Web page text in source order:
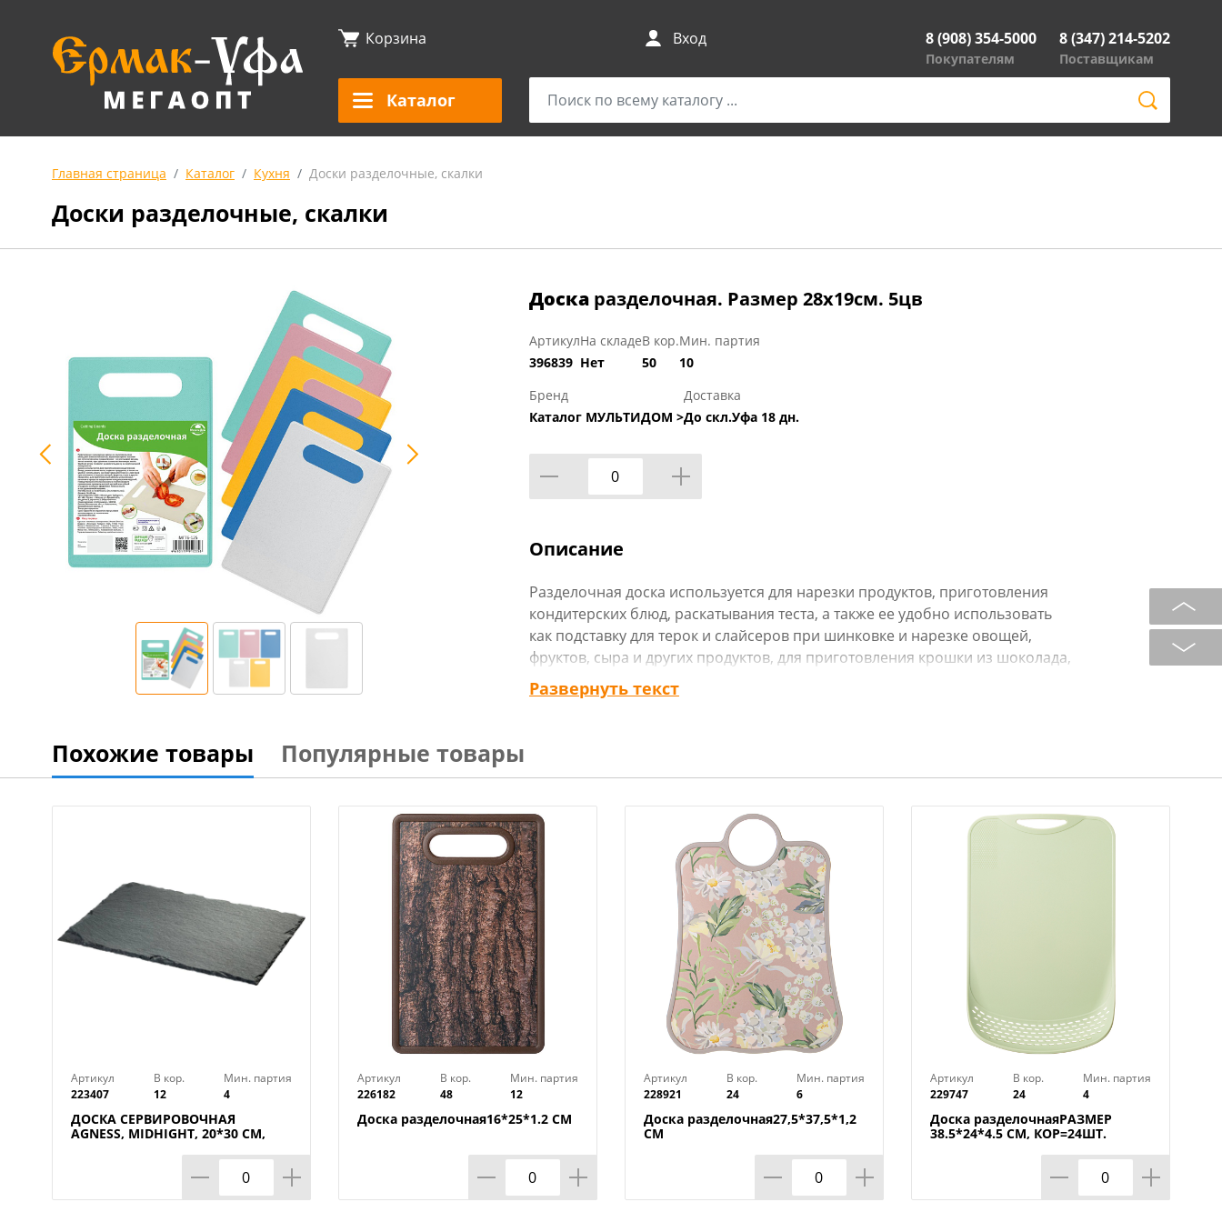
Корзина Вход 8 (908) 354-5000
Покупателям
8 (347) 214-5202
Поставщикам
Каталог
Главная страница Каталог Кухня Доски разделочные, скалки
Доски разделочные, скалки
Доска разделочная. Размер 28х19см. 5цв
Артикул
396839
На складе
Нет
В кор.
50
Мин. партия
10
Бренд
Каталог МУЛЬТИДОМ >
Доставка
До скл.Уфа 18 дн.
Описание
Разделочная доска используется для нарезки продуктов, приготовления
кондитерских блюд, раскатывания теста, а также ее удобно использовать
как подставку для терок и слайсеров при шинковке и нарезке овощей,
фруктов, сыра и других продуктов, для приготовления крошки из шоколада,
печенья в процессе оформления кондитерских изделий.
Изготовлена из пластмассы (полипропилен). Размер 28х19см.
вертикальной поверхности.
Развернуть текст
Похожие товары Популярные товары
Артикул
223407
В кор.
12
Мин. партия
4
ДОСКА СЕРВИРОВОЧНАЯ
AGNESS, MIDHIGHT, 20*30 СМ,
Артикул
226182
В кор.
48
Мин. партия
12
Доска разделочная16*25*1.2 СМ
Артикул
228921
В кор.
24
Мин. партия
6
Доска разделочная27,5*37,5*1,2
СМ
Артикул
229747
В кор.
24
Мин. партия
4
Доска разделочнаяРАЗМЕР
38.5*24*4.5 СМ, КОР=24ШТ.